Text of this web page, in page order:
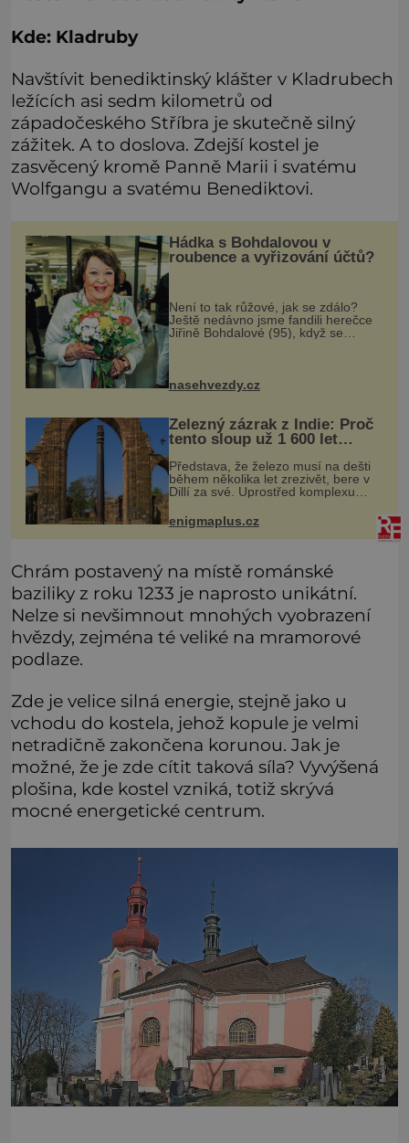
Kde: Kladruby
Navštívit benediktinský klášter v Kladrubech
ležících asi sedm kilometrů od
západočeského Stříbra je skutečně silný
zážitek. A to doslova. Zdejší kostel je
zasvěcený kromě Panně Marii i svatému
Wolfgangu a svatému Benediktovi.
Hádka s Bohdalovou v
roubence a vyřizování účtů?
Není to tak růžové, jak se zdálo?
Ještě nedávno jsme fandili herečce
Jiřině Bohdalové (95), když se
povídalo, že snad tráví léto na své
roubené chalupě v Českém ráji s
přítelem, slovenským podnikatele
nasehvezdy.cz
Železný zázrak z Indie: Proč
tento sloup už 1 600 let
nezná rez?
Představa, že železo musí na dešti
během několika let zrezivět, bere v
Dillí za své. Uprostřed komplexu
Qutb stojí více než sedm metrů
vysoký železný sloup, který už
přibližně 1 600 let odolává počasí
enigmaplus.cz
Chrám postavený na místě románské
baziliky z roku 1233 je naprosto unikátní.
Nelze si nevšimnout mnohých vyobrazení
hvězdy, zejména té veliké na mramorové
podlaze.
Zde je velice silná energie, stejně jako u
vchodu do kostela, jehož kopule je velmi
netradičně zakončena korunou. Jak je
možné, že je zde cítit taková síla? Vyvýšená
plošina, kde kostel vzniká, totiž skrývá
mocné energetické centrum.